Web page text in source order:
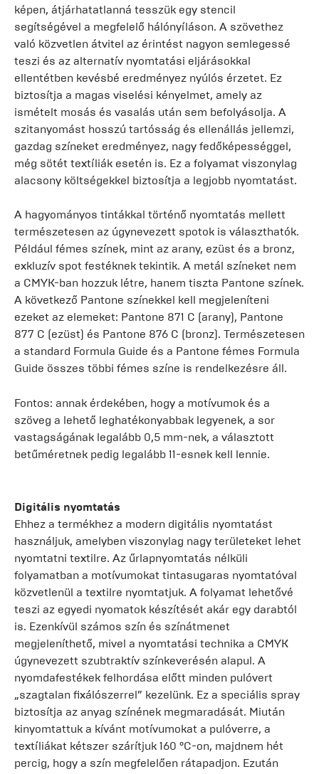
képen, átjárhatatlanná tesszük egy stencil
segítségével a megfelelő hálónyíláson. A szövethez
való közvetlen átvitel az érintést nagyon semlegessé
teszi és az alternatív nyomtatási eljárásokkal
ellentétben kevésbé eredményez nyúlós érzetet. Ez
biztosítja a magas viselési kényelmet, amely az
ismételt mosás és vasalás után sem befolyásolja. A
szitanyomást hosszú tartósság és ellenállás jellemzi,
gazdag színeket eredményez, nagy fedőképességgel,
még sötét textíliák esetén is. Ez a folyamat viszonylag
alacsony költségekkel biztosítja a legjobb nyomtatást.
A hagyományos tintákkal történő nyomtatás mellett
természetesen az úgynevezett spotok is választhatók.
Például fémes színek, mint az arany, ezüst és a bronz,
exkluzív spot festéknek tekintik. A metál színeket nem
a CMYK-ban hozzuk létre, hanem tiszta Pantone színek.
A következő Pantone színekkel kell megjeleníteni
ezeket az elemeket: Pantone 871 C (arany), Pantone
877 C (ezüst) és Pantone 876 C (bronz). Természetesen
a standard Formula Guide és a Pantone fémes Formula
Guide összes többi fémes színe is rendelkezésre áll.
Fontos: annak érdekében, hogy a motívumok és a
szöveg a lehető leghatékonyabbak legyenek, a sor
vastagságának legalább 0,5 mm-nek, a választott
betűméretnek pedig legalább 11-esnek kell lennie.
Digitális nyomtatás
Ehhez a termékhez a modern digitális nyomtatást
használjuk, amelyben viszonylag nagy területeket lehet
nyomtatni textilre. Az űrlapnyomtatás nélküli
folyamatban a motívumokat tintasugaras nyomtatóval
közvetlenül a textilre nyomtatjuk. A folyamat lehetővé
teszi az egyedi nyomatok készítését akár egy darabtól
is. Ezenkívül számos szín és színátmenet
megjeleníthető, mivel a nyomtatási technika a CMYK
úgynevezett szubtraktív színkeverésén alapul. A
nyomdafestékek felhordása előtt minden pulóvert
„szagtalan fixálószerrel” kezelünk. Ez a speciális spray
biztosítja az anyag színének megmaradását. Miután
kinyomtattuk a kívánt motívumokat a pulóverre, a
textíliákat kétszer szárítjuk 160 °C-on, majdnem hét
percig, hogy a szín megfelelően rátapadjon. Ezután